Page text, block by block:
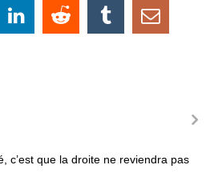
c’est que la droite ne reviendra pas